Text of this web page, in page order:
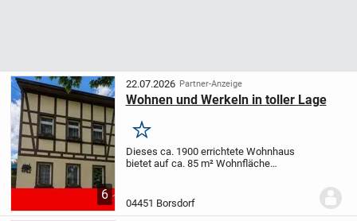
6
22.07.2026 Partner-Anzeige
Wohnen und Werkeln in toller Lage
Merken
Dieses ca. 1900 errichtete Wohnhaus
bietet auf ca. 85 m² Wohnfläche
auf drei Etagen mit insgesamt fünf
04451 Borsdorf